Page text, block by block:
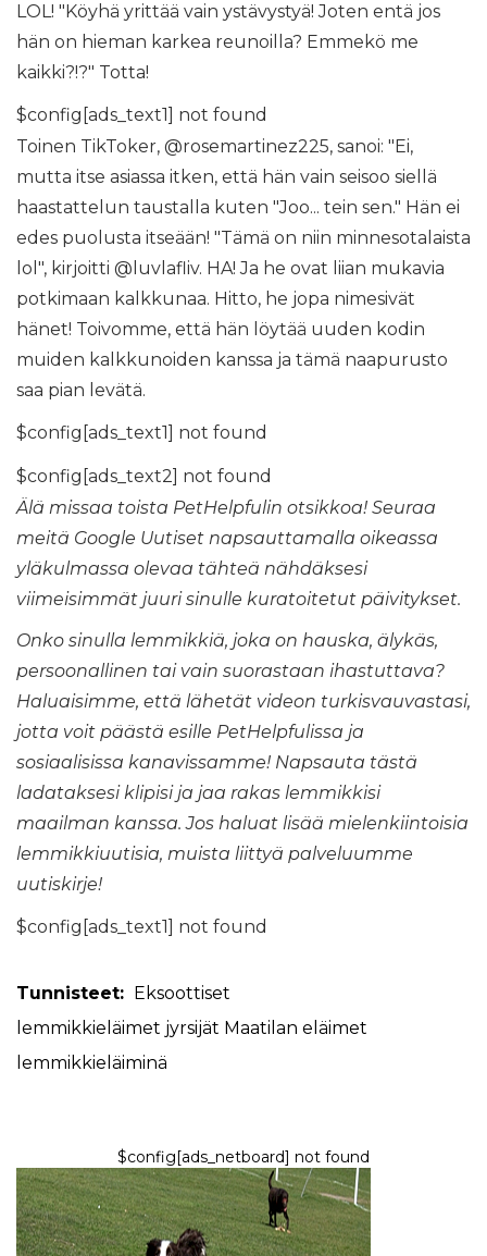
LOL! "Köyhä yrittää vain ystävystyä! Joten entä jos
hän on hieman karkea reunoilla? Emmekö me
kaikki?!?" Totta!
$config[ads_text1] not found
Toinen TikToker, @rosemartinez225, sanoi: "Ei,
mutta itse asiassa itken, että hän vain seisoo siellä
haastattelun taustalla kuten "Joo... tein sen." Hän ei
edes puolusta itseään! "Tämä on niin minnesotalaista
lol", kirjoitti @luvlafliv. HA! Ja he ovat liian mukavia
potkimaan kalkkunaa. Hitto, he jopa nimesivät
hänet! Toivomme, että hän löytää uuden kodin
muiden kalkkunoiden kanssa ja tämä naapurusto
saa pian levätä.
$config[ads_text1] not found
$config[ads_text2] not found
Älä missaa toista PetHelpfulin otsikkoa! Seuraa
meitä Google Uutiset napsauttamalla oikeassa
yläkulmassa olevaa tähteä nähdäksesi
viimeisimmät juuri sinulle kuratoitetut päivitykset.
Onko sinulla lemmikkiä, joka on hauska, älykäs,
persoonallinen tai vain suorastaan ​​ihastuttava?
Haluaisimme, että lähetät videon turkisvauvastasi,
jotta voit päästä esille PetHelpfulissa ja
sosiaalisissa kanavissamme! Napsauta tästä
ladataksesi klipisija jaa rakas lemmikkisi
maailman kanssa. Jos haluat lisää mielenkiintoisia
lemmikkiuutisia, muista liittyä palveluumme
uutiskirje!
$config[ads_text1] not found
Tunnisteet: Eksoottiset
lemmikkieläimet jyrsijät Maatilan eläimet
lemmikkieläiminä
$config[ads_netboard] not found